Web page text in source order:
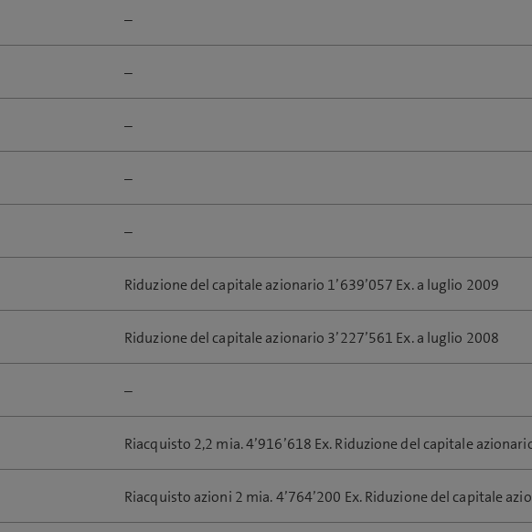
–
–
–
–
–
Riduzione del capitale azionario 1’639’057 Ex. a luglio 2009
Riduzione del capitale azionario 3’227’561 Ex. a luglio 2008
–
Riacquisto 2,2 mia. 4’916’618 Ex. Riduzione del capitale
Riacquisto azioni 2 mia. 4’764’200 Ex. Riduzione del capitale